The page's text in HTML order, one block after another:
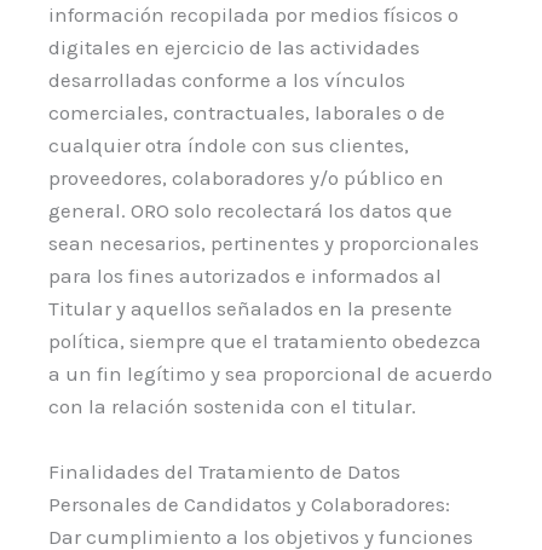
información recopilada por medios físicos o
digitales en ejercicio de las actividades
desarrolladas conforme a los vínculos
comerciales, contractuales, laborales o de
cualquier otra índole con sus clientes,
proveedores, colaboradores y/o público en
general. ORO solo recolectará los datos que
sean necesarios, pertinentes y proporcionales
para los fines autorizados e informados al
Titular y aquellos señalados en la presente
política, siempre que el tratamiento obedezca
a un fin legítimo y sea proporcional de acuerdo
con la relación sostenida con el titular.
Finalidades del Tratamiento de Datos
Personales de Candidatos y Colaboradores:
Dar cumplimiento a los objetivos y funciones